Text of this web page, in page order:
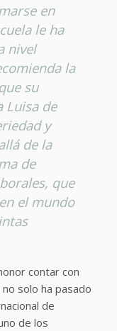
en
le ha
nivel
la
su
Luisa de
y
de la
de
que
el mundo
contar con
solo ha pasado
de
de los